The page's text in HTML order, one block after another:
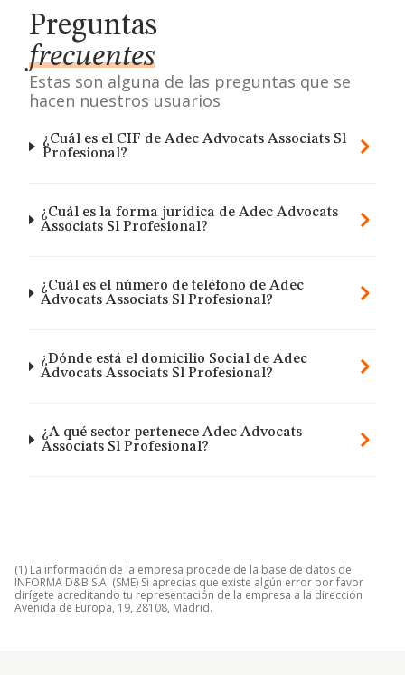
Preguntas
frecuentes
Estas son alguna de las preguntas que se
hacen nuestros usuarios
¿Cuál es el CIF de Adec Advocats Associats Sl
Profesional?
¿Cuál es la forma jurídica de Adec Advocats
Associats Sl Profesional?
¿Cuál es el número de teléfono de Adec
Advocats Associats Sl Profesional?
¿Dónde está el domicilio Social de Adec
Advocats Associats Sl Profesional?
¿A qué sector pertenece Adec Advocats
Associats Sl Profesional?
(1) La información de la empresa procede de la base de datos de
INFORMA D&B S.A. (SME) Si aprecias que existe algún error por favor
dirígete acreditando tu representación de la empresa a la dirección
Avenida de Europa, 19, 28108, Madrid.